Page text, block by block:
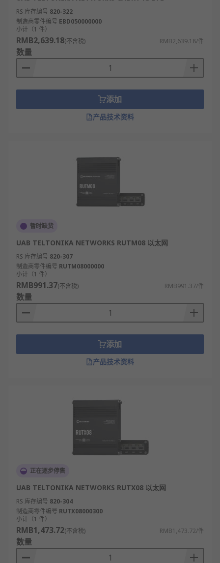
RS 库存编号 820-322
制造商零件编号 EBD050000000
小计（1 件）
RMB2,639.18(不含税) RMB2,639.18/件
数量
添加
产品技术资料
暂时缺货
UAB TELTONIKA NETWORKS RUTM08 以太网
RS 库存编号 820-307
制造商零件编号 RUTM08000000
小计（1 件）
RMB991.37(不含税) RMB991.37/件
数量
添加
产品技术资料
正在逐步停售
UAB TELTONIKA NETWORKS RUTX08 以太网
RS 库存编号 820-304
制造商零件编号 RUTX08000300
小计（1 件）
RMB1,473.72(不含税) RMB1,473.72/件
数量